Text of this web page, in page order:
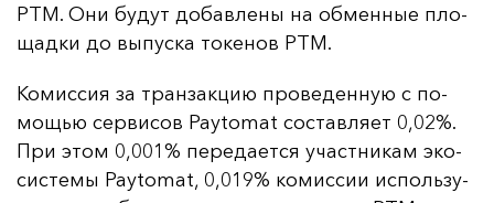
PTM. Они бу­дут до­бав­ле­ны на об­мен­ные пло­
щад­ки до вы­пус­ка то­ке­нов PTM.
Ко­мис­сия за тран­зак­цию про­ве­ден­ную с по­
мощью сер­ви­сов Paytomat сос­тав­ля­ет 0,02%.
При этом 0,001% пе­ре­да­ет­ся учас­тни­кам эко­
сис­те­мы Paytomat, 0,019% ко­мис­сии ис­поль­зу­